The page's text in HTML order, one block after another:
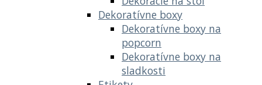
Dekoratívne boxy
Dekoratívne boxy na
popcorn
Dekoratívne boxy na
sladkosti